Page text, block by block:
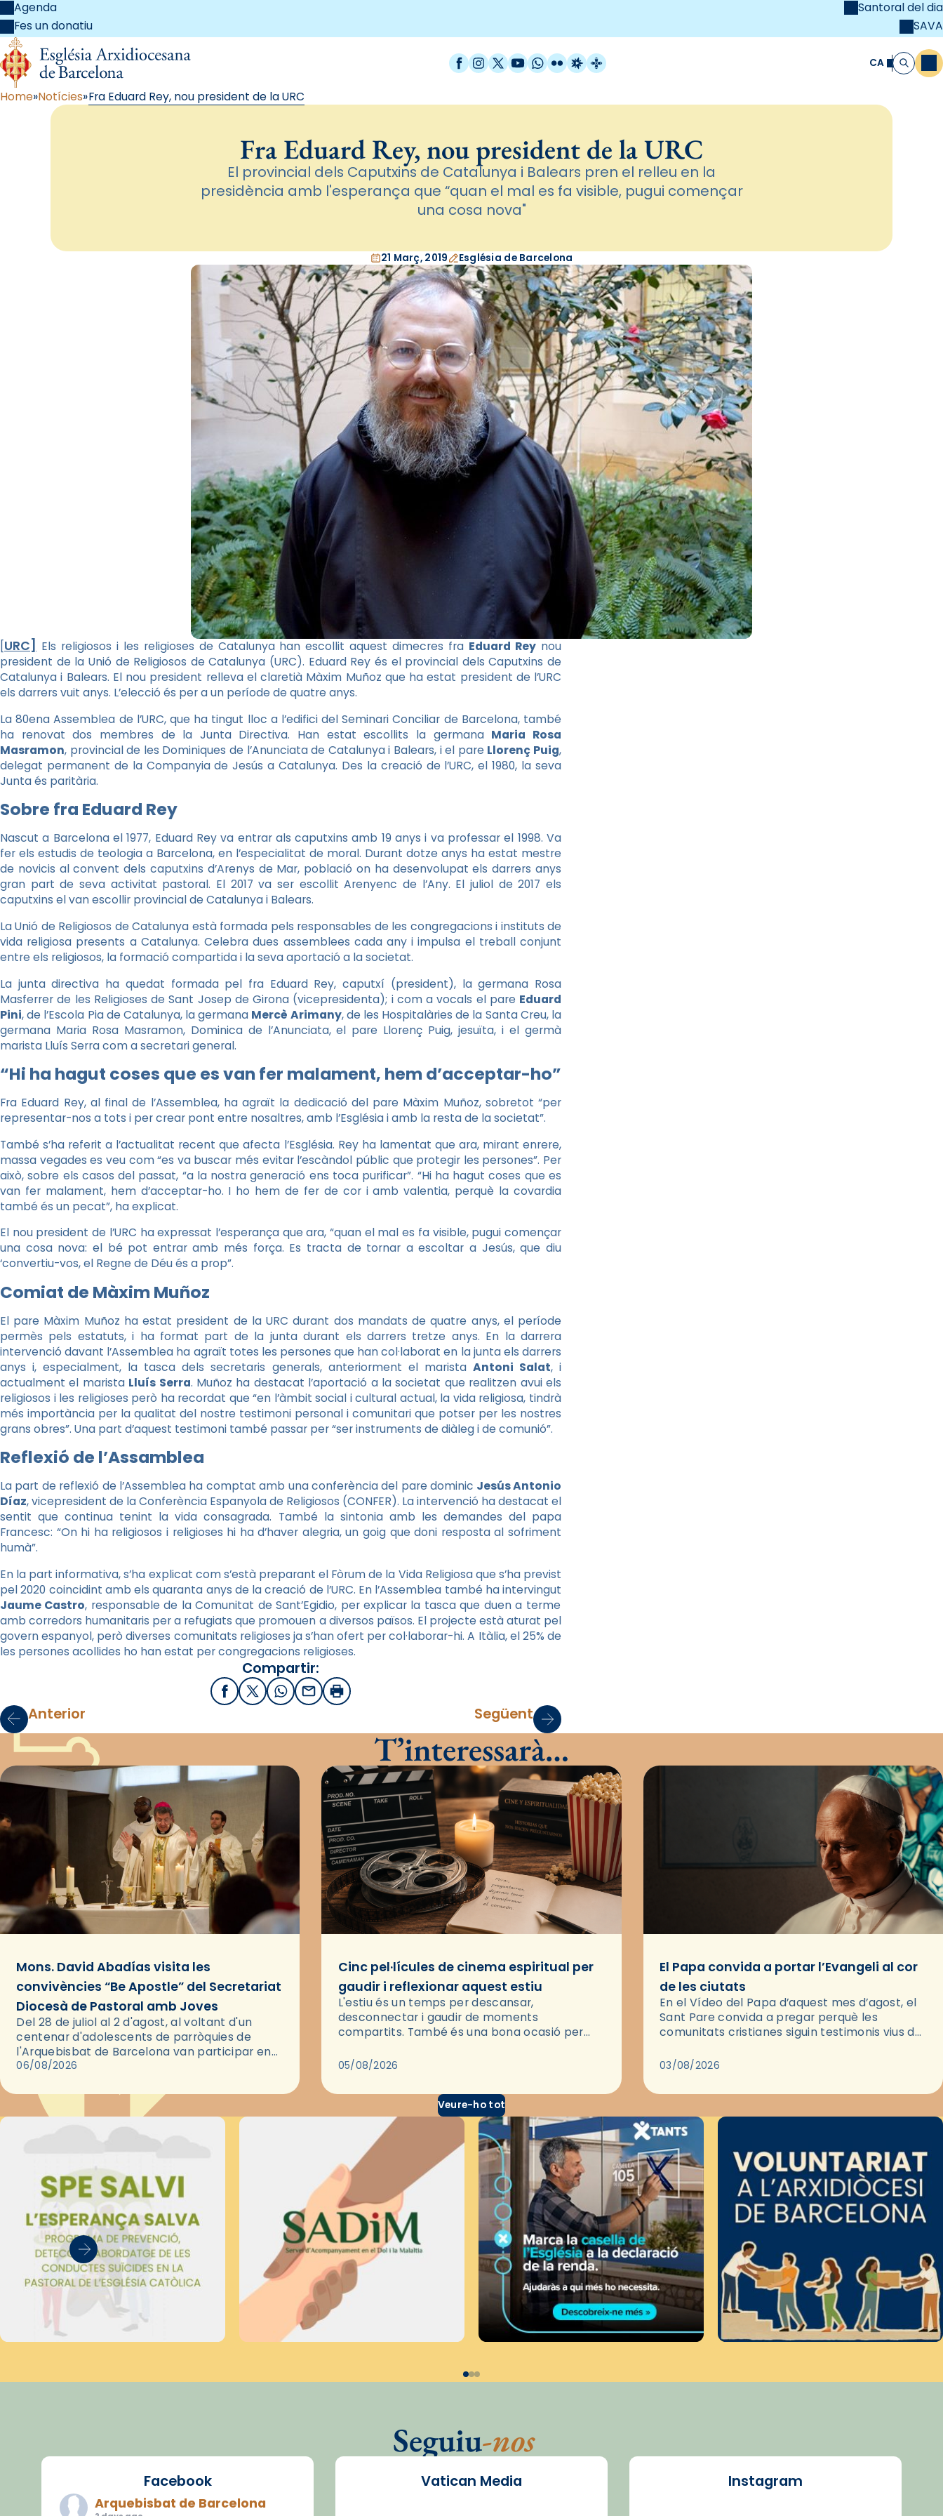
Agenda
Fes un donatiu
Santoral del dia
SAVA
Facebook
Instagram
X / Twitter
YouTube
WhatsApp
FlickrRadio Estel
Catalunya Cristiana CA Cerca
Home Notícies Fra Eduard Rey, nou president de la URC
Fra Eduard Rey, nou president de la URC
El provincial dels Caputxins de Catalunya i Balears pren el relleu en la
presidència amb l'esperança que “quan el mal es fa visible, pugui començar
una cosa nova"
21 Març, 2019 Església de Barcelona
URC] Els religiosos i les religioses de Catalunya han escollit aquest dimecres fra Eduard Rey nou
president de la Unió de Religiosos de Catalunya (URC). Eduard Rey és el provincial dels Caputxins de
Catalunya i Balears. El nou president relleva el claretià Màxim Muñoz que ha estat president de l’URC
els darrers vuit anys. L’elecció és per a un període de quatre anys.
La 80ena Assemblea de l’URC, que ha tingut lloc a l’edifici del Seminari Conciliar de Barcelona, també
ha renovat dos membres de la Junta Directiva. Han estat escollits la germana Maria Rosa
Masramon, provincial de les Dominiques de l’Anunciata de Catalunya i Balears, i el pare Llorenç Puig,
delegat permanent de la Companyia de Jesús a Catalunya. Des la creació de l’URC, el 1980, la seva
Junta és paritària.
Sobre fra Eduard Rey
Nascut a Barcelona el 1977, Eduard Rey va entrar als caputxins amb 19 anys i va professar el 1998. Va
fer els estudis de teologia a Barcelona, en l’especialitat de moral. Durant dotze anys ha estat mestre
de novicis al convent dels caputxins d’Arenys de Mar, població on ha desenvolupat els darrers anys
gran part de seva activitat pastoral. El 2017 va ser escollit Arenyenc de l’Any. El juliol de 2017 els
caputxins el van escollir provincial de Catalunya i Balears.
La Unió de Religiosos de Catalunya està formada pels responsables de les congregacions i instituts de
vida religiosa presents a Catalunya. Celebra dues assemblees cada any i impulsa el treball conjunt
entre els religiosos, la formació compartida i la seva aportació a la societat.
La junta directiva ha quedat formada pel fra Eduard Rey, caputxí (president), la germana Rosa
Masferrer de les Religioses de Sant Josep de Girona (vicepresidenta); i com a vocals el pare Eduard
Pini, de l’Escola Pia de Catalunya, la germana Mercè Arimany, de les Hospitalàries de la Santa Creu, la
germana Maria Rosa Masramon, Dominica de l’Anunciata, el pare Llorenç Puig, jesuïta, i el germà
marista Lluís Serra com a secretari general.
“Hi ha hagut coses que es van fer malament, hem d’acceptar-ho”
Fra Eduard Rey, al final de l’Assemblea, ha agraït la dedicació del pare Màxim Muñoz, sobretot “per
representar-nos a tots i per crear pont entre nosaltres, amb l’Església i amb la resta de la societat”.
També s’ha referit a l’actualitat recent que afecta l’Església. Rey ha lamentat que ara, mirant enrere,
massa vegades es veu com “es va buscar més evitar l’escàndol públic que protegir les persones”. Per
això, sobre els casos del passat, “a la nostra generació ens toca purificar”. “Hi ha hagut coses que es
van fer malament, hem d’acceptar-ho. I ho hem de fer de cor i amb valentia, perquè la covardia
també és un pecat”, ha explicat.
El nou president de l’URC ha expressat l’esperança que ara, “quan el mal es fa visible, pugui començar
una cosa nova: el bé pot entrar amb més força. Es tracta de tornar a escoltar a Jesús, que diu
‘convertiu-vos, el Regne de Déu és a prop”.
Comiat de Màxim Muñoz
El pare Màxim Muñoz ha estat president de la URC durant dos mandats de quatre anys, el període
permès pels estatuts, i ha format part de la junta durant els darrers tretze anys. En la darrera
intervenció davant l’Assemblea ha agraït totes les persones que han col·laborat en la junta els darrers
anys i, especialment, la tasca dels secretaris generals, anteriorment el marista Antoni Salat, i
actualment el marista Lluís Serra. Muñoz ha destacat l’aportació a la societat que realitzen avui els
religiosos i les religioses però ha recordat que “en l’àmbit social i cultural actual, la vida religiosa, tindrà
més importància per la qualitat del nostre testimoni personal i comunitari que potser per les nostres
grans obres”. Una part d’aquest testimoni també passar per “ser instruments de diàleg i de comunió”.
Reflexió de l’Assamblea
La part de reflexió de l’Assemblea ha comptat amb una conferència del pare dominic Jesús Antonio
Díaz, vicepresident de la Conferència Espanyola de Religiosos (CONFER). La intervenció ha destacat el
sentit que continua tenint la vida consagrada. També la sintonia amb les demandes del papa
Francesc: “On hi ha religiosos i religioses hi ha d’haver alegria, un goig que doni resposta al sofriment
humà”.
En la part informativa, s’ha explicat com s’està preparant el Fòrum de la Vida Religiosa que s’ha previst
pel 2020 coincidint amb els quaranta anys de la creació de l’URC. En l’Assemblea també ha intervingut
Jaume Castro, responsable de la Comunitat de Sant’Egidio, per explicar la tasca que duen a terme
amb corredors humanitaris per a refugiats que promouen a diversos països. El projecte està aturat pel
govern espanyol, però diverses comunitats religioses ja s’han ofert per col·laborar-hi. A Itàlia, el 25% de
les persones acollides ho han estat per congregacions religioses.
Compartir:
FacebookX / Twitter
WhatsApp
EmailImprimir
Anterior Següent
T’interessarà…
Mons. David Abadías visita les
convivències “Be Apostle” del Secretariat
Diocesà de Pastoral amb Joves
Del 28 de juliol al 2 d'agost, al voltant d'un
centenar d'adolescents de parròquies de
l'Arquebisbat de Barcelona van participar en
les convivències Be Apostle, organitzades pel
06/08/2026
Cinc pel·lícules de cinema espiritual per
gaudir i reflexionar aquest estiu
L'estiu és un temps per descansar,
desconnectar i gaudir de moments
compartits. També és una bona ocasió per
través del cinema, reflexionar sobre les…
05/08/2026
El Papa convida a portar l’Evangeli al cor
de les ciutats
En el Vídeo del Papa d’aquest mes d’agost, el
Sant Pare convida a pregar perquè les
comunitats cristianes siguin testimonis vius de
pregària, el…
03/08/2026
Veure-ho tot
Seguiu-nos
Facebook
Arquebisbat de Barcelona
Vatican Media Instagram